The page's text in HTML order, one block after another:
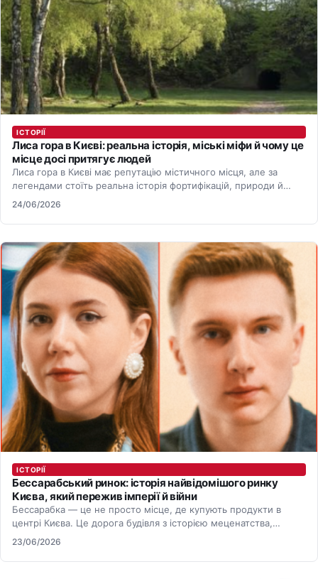
ІСТОРІЇ
Лиса гора в Києві: реальна історія, міські міфи й чому це
місце досі притягує людей
Лиса гора в Києві має репутацію містичного місця, але за
легендами стоїть реальна історія фортифікацій, природи й
міського…
24/06/2026
ІСТОРІЇ
Бессарабський ринок: історія найвідомішого ринку
Києва, який пережив імперії й війни
Бессарабка — це не просто місце, де купують продукти в
центрі Києва. Це дорога будівля з історією меценатства,…
23/06/2026